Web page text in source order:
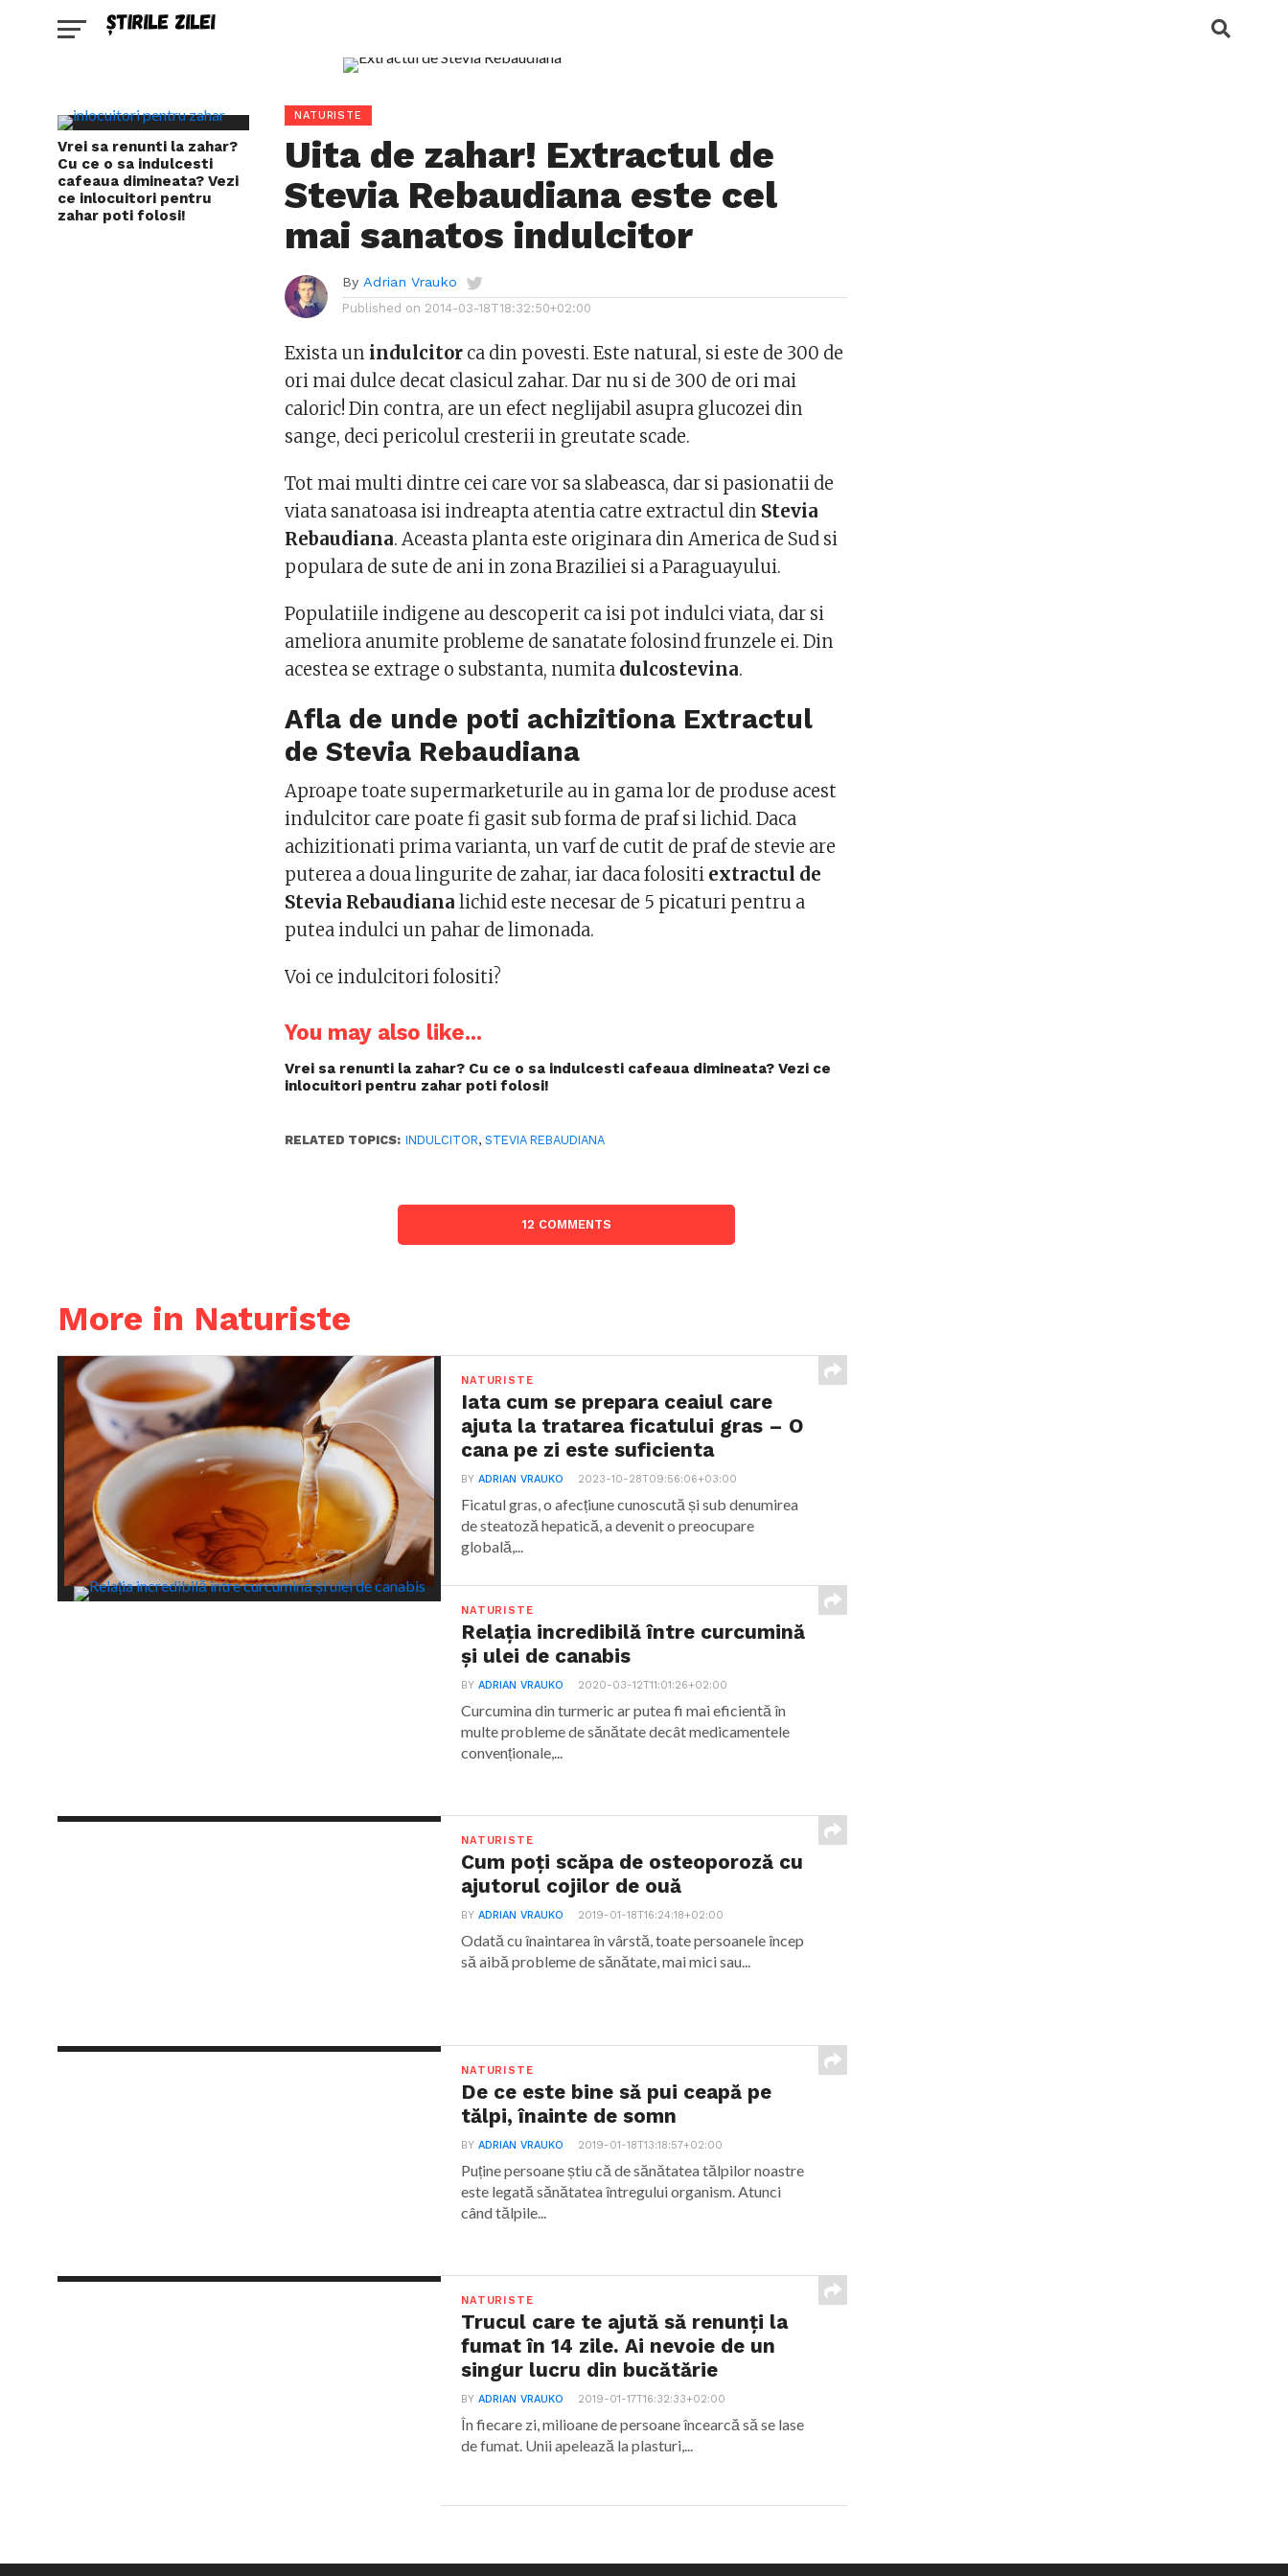
Vrei sa renunti la zahar?
Cu ce o sa indulcesti
cafeaua dimineata? Vezi
ce inlocuitori pentru
zahar poti folosi!
NATURISTE
Uita de zahar! Extractul de
Stevia Rebaudiana este cel
mai sanatos indulcitor
By Adrian Vrauko
Published on 2014-03-18T18:32:50+02:00
Exista un indulcitor ca din povesti. Este natural, si este de 300 de
ori mai dulce decat clasicul zahar. Dar nu si de 300 de ori mai
caloric! Din contra, are un efect neglijabil asupra glucozei din
sange, deci pericolul cresterii in greutate scade.
Tot mai multi dintre cei care vor sa slabeasca, dar si pasionatii de
viata sanatoasa isi indreapta atentia catre extractul din Stevia
Rebaudiana. Aceasta planta este originara din America de Sud si
populara de sute de ani in zona Braziliei si a Paraguayului.
Populatiile indigene au descoperit ca isi pot indulci viata, dar si
ameliora anumite probleme de sanatate folosind frunzele ei. Din
acestea se extrage o substanta, numita dulcostevina.
Afla de unde poti achizitiona Extractul
de Stevia Rebaudiana
Aproape toate supermarketurile au in gama lor de produse acest
indulcitor care poate fi gasit sub forma de praf si lichid. Daca
achizitionati prima varianta, un varf de cutit de praf de stevie are
puterea a doua lingurite de zahar, iar daca folositi extractul de
Stevia Rebaudiana lichid este necesar de 5 picaturi pentru a
putea indulci un pahar de limonada.
Voi ce indulcitori folositi?
You may also like...
Vrei sa renunti la zahar? Cu ce o sa indulcesti cafeaua dimineata? Vezi ce
inlocuitori pentru zahar poti folosi!
RELATED TOPICS: INDULCITOR,STEVIA REBAUDIANA
12 COMMENTS
More in Naturiste
NATURISTE
Iata cum se prepara ceaiul care
ajuta la tratarea ficatului gras – O
cana pe zi este suficienta
BYADRIAN VRAUKO 2023-10-28T09:56:06+03:00
Ficatul gras, o afecțiune cunoscută și sub denumirea
de steatoză hepatică, a devenit o preocupare
globală,...
NATURISTE
Relația incredibilă între curcumină
și ulei de canabis
BYADRIAN VRAUKO 2020-03-12T11:01:26+02:00
Curcumina din turmeric ar putea fi mai eficientă în
multe probleme de sănătate decât medicamentele
convenționale,...
NATURISTE
Cum poți scăpa de osteoporoză cu
ajutorul cojilor de ouă
BYADRIAN VRAUKO 2019-01-18T16:24:18+02:00
Odată cu înaintarea în vârstă, toate persoanele încep
să aibă probleme de sănătate, mai mici sau...
NATURISTE
De ce este bine să pui ceapă pe
tălpi, înainte de somn
BYADRIAN VRAUKO 2019-01-18T13:18:57+02:00
Puține persoane știu că de sănătatea tălpilor noastre
este legată sănătatea întregului organism. Atunci
când tălpile...
NATURISTE
Trucul care te ajută să renunți la
fumat în 14 zile. Ai nevoie de un
singur lucru din bucătărie
BYADRIAN VRAUKO 2019-01-17T16:32:33+02:00
În fiecare zi, milioane de persoane încearcă să se lase
de fumat. Unii apelează la plasturi,...